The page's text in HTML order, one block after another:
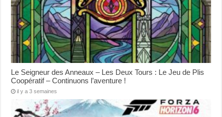
Le Seigneur des Anneaux – Les Deux Tours : Le Jeu de Plis
Coopératif – Continuons l’aventure !
il y a 3 semaines